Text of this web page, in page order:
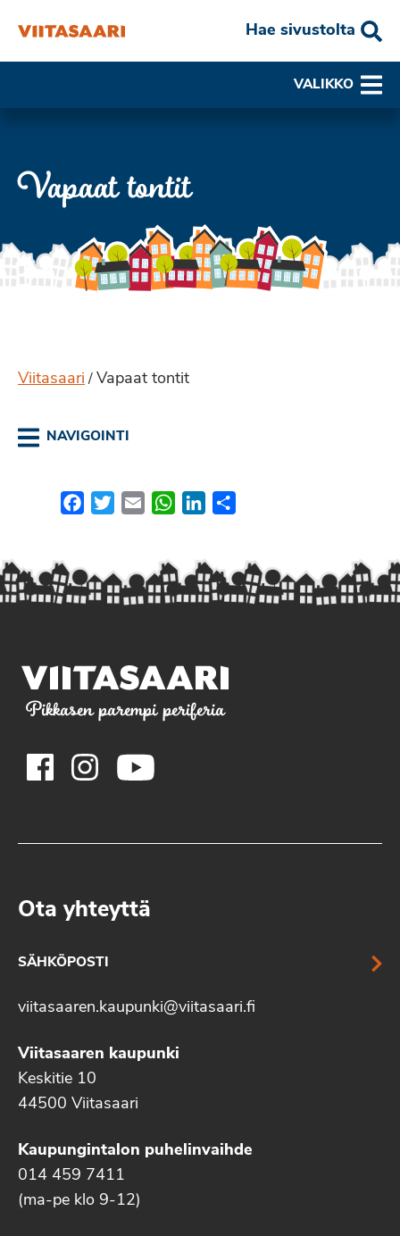
Hae sivustolta
VALIKKO
Vapaat tontit
Viitasaari / Vapaat tontit
NAVIGOINTI
FacebookTwitterEmail WhatsApp
LinkedIn
Pikkasen parempi periferia
Ota yhteyttä
SÄHKÖPOSTI
viitasaaren.kaupunki@viitasaari.fi
Viitasaaren kaupunki
Keskitie 10
44500 Viitasaari
Kaupungintalon puhelinvaihde
014 459 7411
(ma-pe klo 9-12)